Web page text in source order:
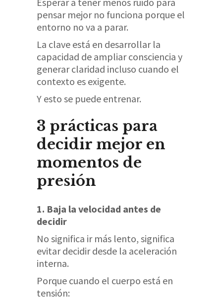
pensar mejor no funciona porque el
entorno no va a parar.
La clave está en desarrollar la
capacidad de ampliar consciencia y
generar claridad incluso cuando el
contexto es exigente.
Y esto se puede entrenar.
3 prácticas para
decidir mejor en
momentos de
presión
1. Baja la velocidad antes de
decidir
No significa ir más lento, significa
evitar decidir desde la aceleración
interna.
Porque cuando el cuerpo está en
tensión: